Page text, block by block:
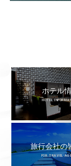
ホテル
HOTEL
旅行会社の
FOR TRAVEL